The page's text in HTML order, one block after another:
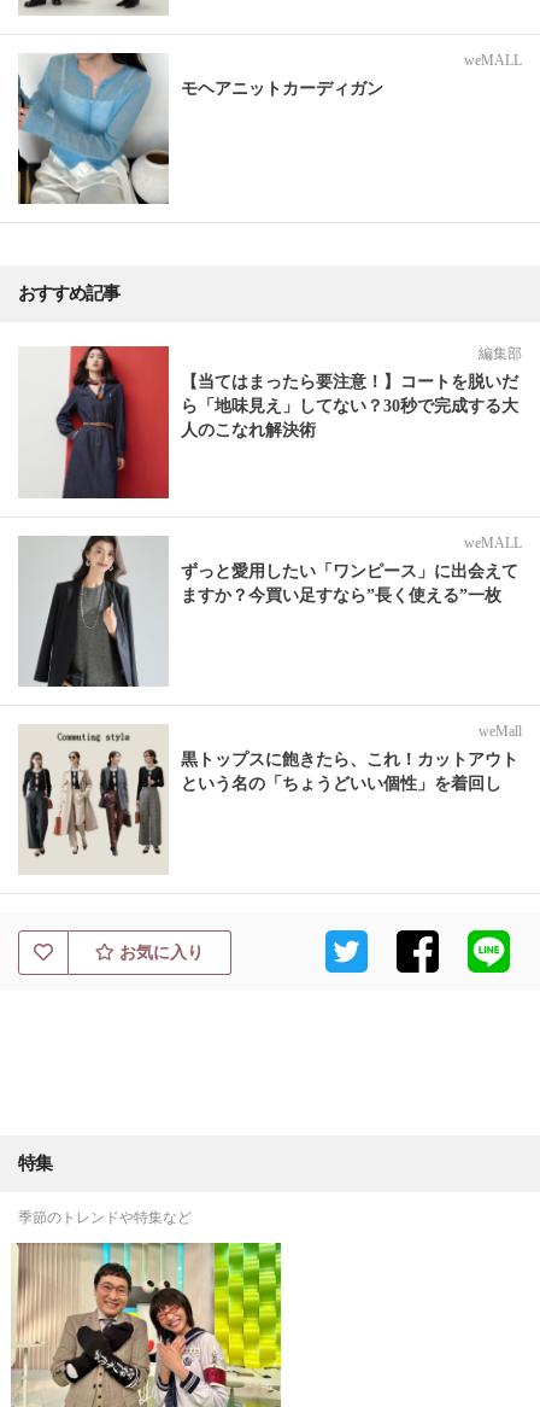
weMALL
モヘアニットカーディガン
おすすめ記事
編集部
【当てはまったら要注意！】コートを脱いだ
ら「地味見え」してない？30秒で完成する大
人のこなれ解決術
weMALL
ずっと愛用したい「ワンピース」に出会えて
ますか？今買い足すなら”長く使える”一枚
weMall
黒トップスに飽きたら、これ！カットアウト
という名の「ちょうどいい個性」を着回し
お気に入り
特集
季節のトレンドや特集など